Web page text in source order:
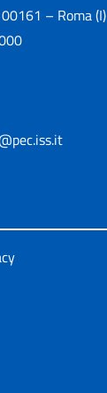
– Roma (I)